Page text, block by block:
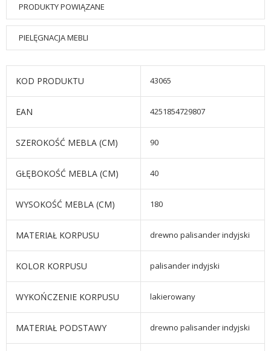
PRODUKTY POWIĄZANE
PIELĘGNACJA MEBLI
KOD PRODUKTU 43065
EAN 4251854729807
SZEROKOŚĆ MEBLA (CM) 90
GŁĘBOKOŚĆ MEBLA (CM) 40
WYSOKOŚĆ MEBLA (CM) 180
MATERIAŁ KORPUSU drewno palisander indyjski
KOLOR KORPUSU palisander indyjski
WYKOŃCZENIE KORPUSU lakierowany
MATERIAŁ PODSTAWY drewno palisander indyjski